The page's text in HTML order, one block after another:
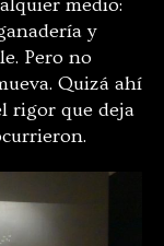
y
Pero no
Quizá ahí
rigor que deja